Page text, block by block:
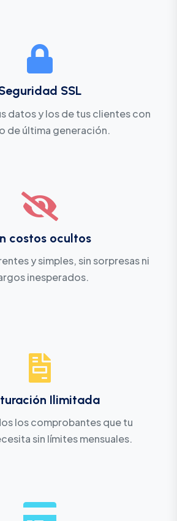
SSL
datos y los de tus clientes con
de última generación.
costos ocultos
y simples, sin sorpresas ni
inesperados.
Ilimitada
los comprobantes que tu
sin límites mensuales.